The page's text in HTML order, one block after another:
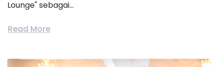
Lounge" sebagai...
Read More